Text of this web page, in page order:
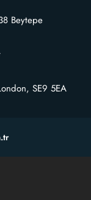
Beytepe
SE9 5EA